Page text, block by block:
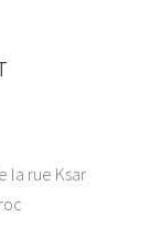
la rue Ksar